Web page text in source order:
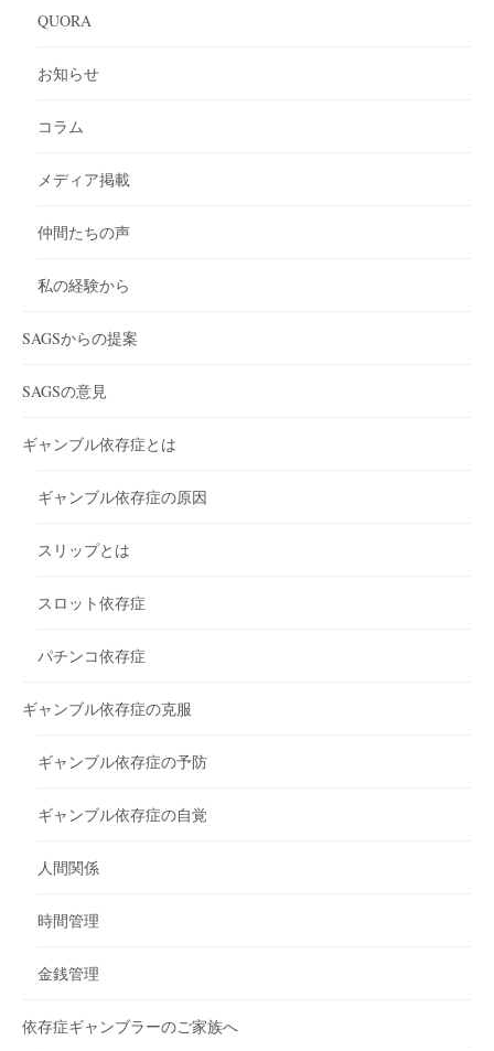
QUORA
お知らせ
コラム
メディア掲載
仲間たちの声
私の経験から
SAGSからの提案
SAGSの意見
ギャンブル依存症とは
ギャンブル依存症の原因
スリップとは
スロット依存症
パチンコ依存症
ギャンブル依存症の克服
ギャンブル依存症の予防
ギャンブル依存症の自覚
人間関係
時間管理
金銭管理
依存症ギャンブラーのご家族へ